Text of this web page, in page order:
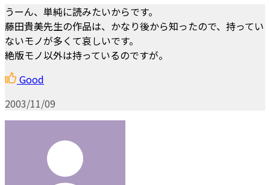
うーん、単純に読みたいからです。
藤田貴美先生の作品は、かなり後から知ったので、持ってい
ないモノが多くて哀しいです。
絶版モノ以外は持っているのですが。
Good
2003/11/09